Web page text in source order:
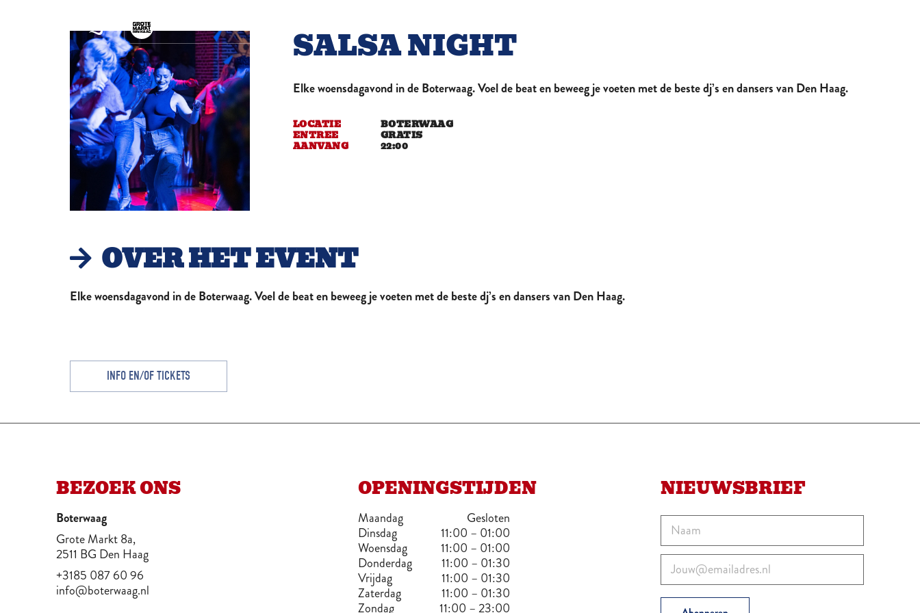
VAVOOM
Tiki Cocktail Bar
ZÈTA
The Hang-out concept
store
ZWARTE RUITER
Haags Poppodium sinds
1988
SEPTEMBER
Wine, Jazz & Food
HOENDER EN HOP
Comfort Food, Comfort
Het grootst bruisende
stadscafé
SALSA NIGHT
Elke woensdagavond in de Boterwaag. Voel de beat en beweeg je voeten met de beste dj’s en dansers van Den Haag.
LOCATIE BOTERWAAG
ENTREE GRATIS
AANVANG 22:00
OVER HET EVENT
Elke woensdagavond in de Boterwaag. Voel de beat en beweeg je voeten met de beste dj’s en dansers van Den Haag.
INFO EN/OF TICKETS
BEZOEK ONS
Boterwaag
Grote Markt 8a,
2511 BG Den Haag
+3185 087 60 96
info@boterwaag.nl
OPENINGSTIJDEN
Maandag
Gesloten
Dinsdag
11:00 – 01:00
Woensdag
11:00 – 01:00
Donderdag
11:00 – 01:30
Vrijdag
11:00 – 01:30
Zaterdag
11:00 – 01:30
Zondag
11:00 – 23:00
NIEUWSBRIEF